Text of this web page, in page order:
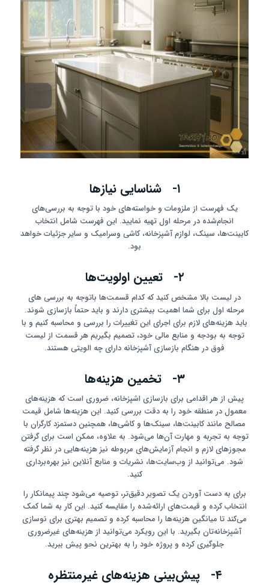
۱- شناسایی نیازها
یک فهرست از ملزومات و خواسته‌های خود با توجه به بررسی‌های
انجام‌شده در مرحله اول تهیه نمایید. این فهرست شامل انتخاب
کابینت‌ها، سینک، لوازم آشپزخانه، کاشی وسرامیک و سایر جزئیات خواهد
بود.
۲- تعیین اولویت‌ها
در لیست بالا مشخص کنید که کدام قسمت‌ها باتوجه به بررسی های
مرحله اول برای شما اهمیت بیشتری دارند و باید حتماً بازسازی شوند.
باید هزینه‌های لازم برای اجرای این تغییرات را بررسی و محاسبه کنیم و با
توجه به بودجه و منابع مالی خود، تصمیم بگیریم هر قسمت از لیست
فوق در هنگام بازسازی آشپزخانه دارای چه الویتی هستند.
۳- تخمین هزینه‌ها
پیش از هر اقدامی برای بازسازی اشپزخانه، ضروری است که هزینه‌های
معمول در منطقه خود را به دقت بررسی کنید. این هزینه‌ها شامل قیمت
مصالح مانند کابینت‌ها، سینک‌ها و کاشی‌ها، همچنین دستمزد کارگران با
توجه به تجربه و مهارت آن‌ها می‌شود. به علاوه، ممکن است برای گرفتن
مجوزهای لازم و انجام آزمایش‌های مربوطه نیز هزینه‌هایی در نظر گرفته
شود. می‌توانید از وب‌سایت‌ها، نشریات و منابع آنلاین نیز بهره‌برداری
کنید.
برای به دست آوردن یک تصویر دقیق‌تر، توصیه می‌شود چند پیمانکار را
انتخاب کرده و قیمت‌های ارائه‌شده را مقایسه کنید. این کار به شما کمک
می‌کند تا میانگین هزینه‌ها را محاسبه کرده و تصمیم بهتری برای نوسازی
آشپزخانه‌تان بگیرید. با این رویکرد می‌توانید از هزینه‌های غیرضروری
جلوگیری کرده و پروژه خود را به بهترین نحو پیش ببرید.
۴- پیش‌بینی هزینه‌های غیرمنتظره